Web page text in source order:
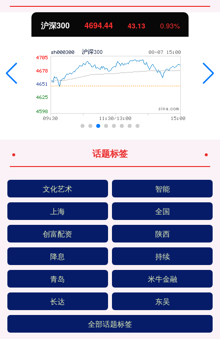
43.13 0.93% 北证50
话题标签
文化艺术 智能
上海 全国
创富配资 陕西
降息 持续
青岛 米牛金融
长达 东吴
全部话题标签